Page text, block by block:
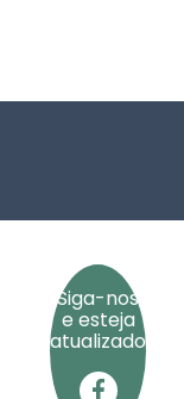
Siga-nos
e esteja
atualizado